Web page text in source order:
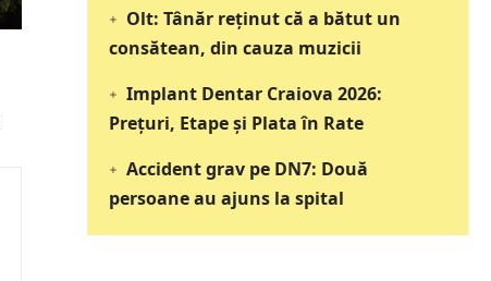
Olt: Tânăr reţinut că a bătut un
consătean, din cauza muzicii
Implant Dentar Craiova 2026:
Preţuri, Etape şi Plata în Rate
Accident grav pe DN7: Două
persoane au ajuns la spital